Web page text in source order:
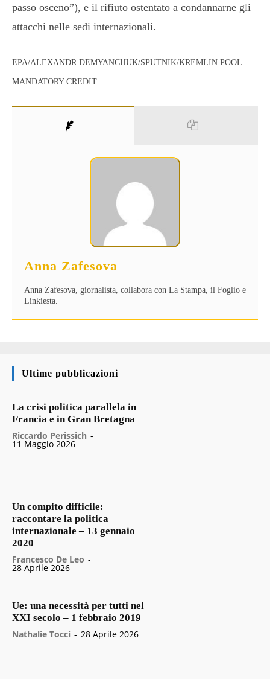
passo osceno”), e il rifiuto ostentato a condannarne gli
attacchi nelle sedi internazionali.
EPA/ALEXANDR DEMYANCHUK/SPUTNIK/KREMLIN POOL
MANDATORY CREDIT
Anna Zafesova
Anna Zafesova, giornalista, collabora con La Stampa, il Foglio e
Linkiesta.
Ultime pubblicazioni
La crisi politica parallela in
Francia e in Gran Bretagna
Riccardo Perissich -
11 Maggio 2026
Un compito difficile:
raccontare la politica
internazionale – 13 gennaio
2020
Francesco De Leo -
28 Aprile 2026
Ue: una necessità per tutti nel
XXI secolo – 1 febbraio 2019
Nathalie Tocci - 28 Aprile 2026